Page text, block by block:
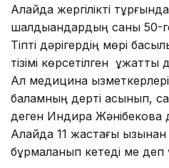
Алайда жергілікті
шалдыққандардың саны 50-
Тіпті дәрігердің мөрі
тізімі көрсетілген
Ал медицина
баламның дерті асқынып,
деген Индира Жәнібекова
Алайда 11 жастағы
бұрмаланып кетеді ме деп